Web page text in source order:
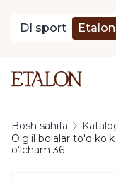
DI sport Etalon
Bosh sahifa
O'g'il bolalar to'q
oʻlcham 36